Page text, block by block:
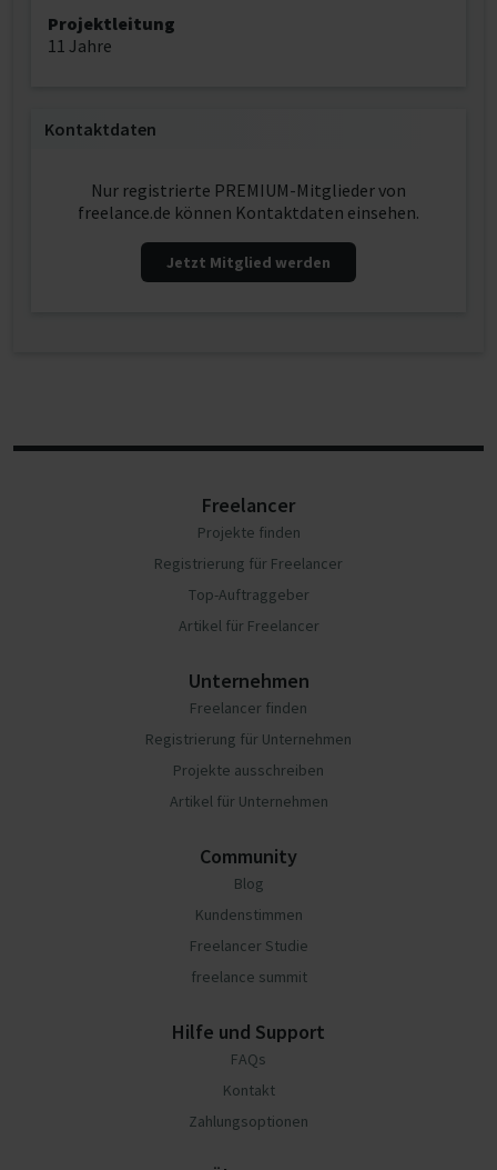
Projektleitung
11 Jahre
Kontaktdaten
Nur registrierte PREMIUM-Mitglieder von
freelance.de können Kontaktdaten einsehen.
Jetzt Mitglied werden
Freelancer
Projekte finden
Registrierung für Freelancer
Top-Auftraggeber
Artikel für Freelancer
Unternehmen
Freelancer finden
Registrierung für Unternehmen
Projekte ausschreiben
Artikel für Unternehmen
Community
Blog
Kundenstimmen
Freelancer Studie
freelance summit
Hilfe und Support
FAQs
Kontakt
Zahlungsoptionen